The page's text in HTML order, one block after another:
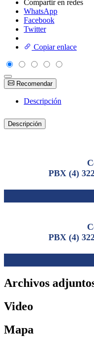
Compartir en redes
WhatsApp
Facebook
Twitter
Copiar enlace
Recomendar
Descripción
Descripción
PBX (4)
PBX (4)
Archivos
Video
Mapa